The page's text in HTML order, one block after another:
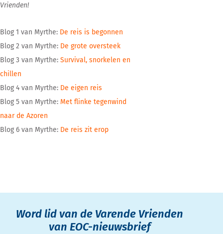
Vrienden!
Blog 1 van Myrthe: De reis is begonnen
Blog 2 van Myrthe: De grote oversteek
Blog 3 van Myrthe: Survival, snorkelen en
chillen
Blog 4 van Myrthe: De eigen reis
Blog 5 van Myrthe: Met flinke tegenwind
naar de Azoren
Blog 6 van Myrthe: De reis zit erop
Word lid van de Varende Vrienden
van EOC-nieuwsbrief